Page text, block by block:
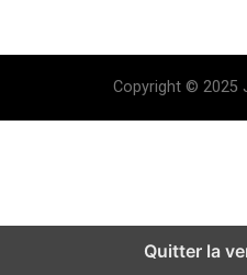
Copyright © 2025
Quitter la